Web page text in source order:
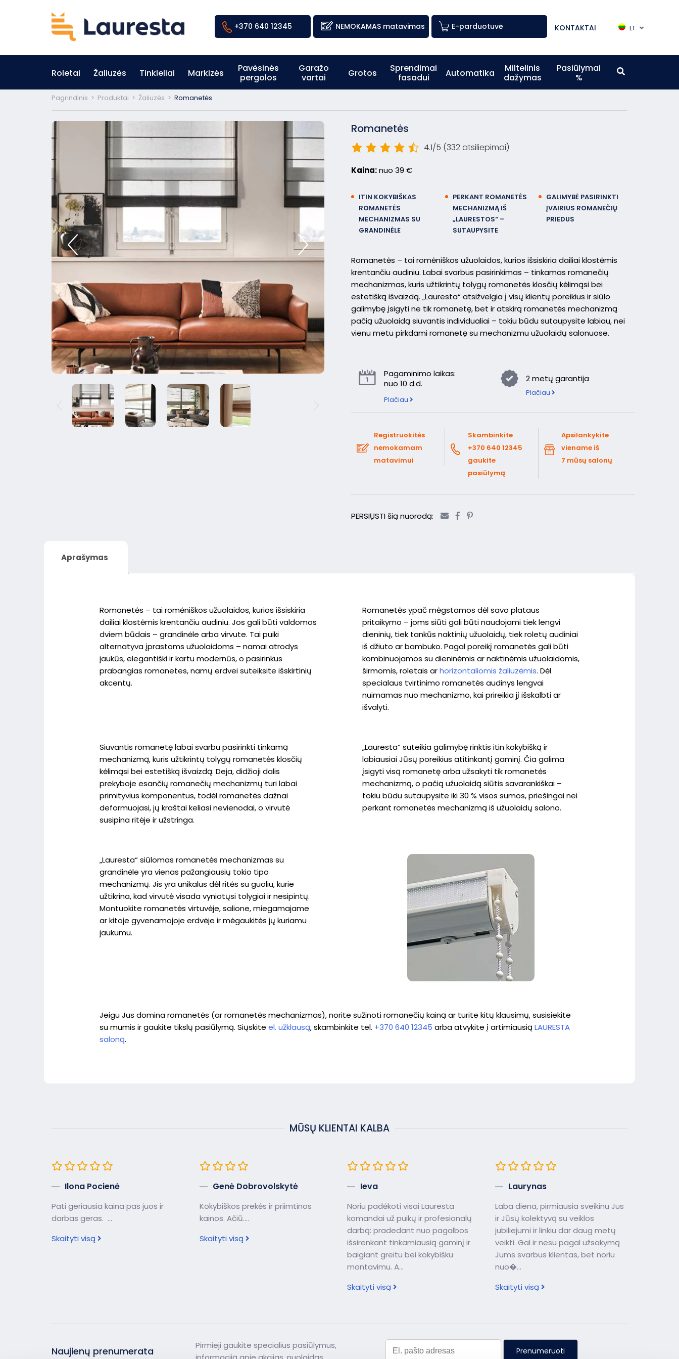
+370 640 12345 NEMOKAMAS matavimas E-parduotuvė KONTAKTAI LT
Roletai Žaliuzės Tinkleliai Markizės
Pavėsinės
pergolos
Garažo
vartai
Grotos
Sprendimai
fasadui
Automatika
Miltelinis
dažymas
Pasiūlymai
%
Pagrindinis > Produktai > Žaliuzės > Romanetės
Romanetės
4.1/5 (332 atsiliepimai)
Kaina:nuo 39 €
ITIN KOKYBIŠKAS
ROMANETĖS
MECHANIZMAS SU
GRANDINĖLE
PERKANT ROMANETĖS
MECHANIZMĄ IŠ
„LAURESTOS“ –
SUTAUPYSITE
GALIMYBĖ PASIRINKTI
ĮVAIRIUS ROMANEČIŲ
PRIEDUS
Romanetės – tai romėniškos užuolaidos, kurios išsiskiria dailiai klostėmis
krentančiu audiniu. Labai svarbus pasirinkimas – tinkamas romanečių
mechanizmas, kuris užtikrintų tolygų romanetės klosčių kėlimąsi bei
estetišką išvaizdą. „Lauresta“ atsižvelgia į visų klientų poreikius ir siūlo
galimybę įsigyti ne tik romanetę, bet ir atskirą romanetės mechanizmą
pačią užuolaidą siuvantis individualiai – tokiu būdu sutaupysite labiau, nei
vienu metu pirkdami romanetę su mechanizmu užuolaidų salonuose.
Pagaminimo laikas:
nuo 10 d.d.
Plačiau
2 metų garantija
Plačiau
Registruokitės
nemokamam
matavimui
Skambinkite
+370 640 12345
gaukite
pasiūlymą
Apsilankykite
viename iš
7 mūsų salonų
PERSIŲSTI šią nuorodą:
Aprašymas
Romanetės – tai romėniškos užuolaidos, kurios išsiskiria
dailiai klostėmis krentančiu audiniu. Jos gali būti valdomos
dviem būdais – grandinėle arba virvute. Tai puiki
alternatyva įprastoms užuolaidoms – namai atrodys
jaukūs, elegantiški ir kartu modernūs, o pasirinkus
prabangias romanetes, namų erdvei suteiksite išskirtinių
akcentų.
Romanetės ypač mėgstamos dėl savo plataus
pritaikymo – joms siūti gali būti naudojami tiek lengvi
dieninių, tiek tankūs naktinių užuolaidų, tiek roletų audiniai
iš džiuto ar bambuko. Pagal poreikį romanetės gali būti
kombinuojamos su dieninėmis ar naktinėmis užuolaidomis,
širmomis, roletais arhorizontaliomis žaliuzėmis. Dėl
specialaus tvirtinimo romanetės audinys lengvai
nuimamas nuo mechanizmo, kai prireikia jį išskalbti ar
išvalyti.
Siuvantis romanetę labai svarbu pasirinkti tinkamą
mechanizmą, kuris užtikrintų tolygų romanetės klosčių
kėlimąsi bei estetišką išvaizdą. Deja, didžioji dalis
prekyboje esančių romanečių mechanizmų turi labai
primityvius komponentus, todėl romanetės dažnai
deformuojasi, jų kraštai keliasi nevienodai, o virvutė
susipina ritėje ir užstringa.
„Lauresta“ suteikia galimybę rinktis itin kokybišką ir
labiausiai Jūsų poreikius atitinkantį gaminį. Čia galima
įsigyti visą romanetę arba užsakyti tik romanetės
mechanizmą, o pačią užuolaidą siūtis savarankiškai –
tokiu būdu sutaupysite iki 30 % visos sumos, priešingai nei
perkant romanetės mechanizmą iš užuolaidų salono.
„Lauresta“ siūlomas romanetės mechanizmas su
grandinėle yra vienas pažangiausių tokio tipo
mechanizmų. Jis yra unikalus dėl ritės su guoliu, kurie
užtikrina, kad virvutė visada vyniotųsi tolygiai ir nesipintų.
Montuokite romanetės virtuvėje, salione, miegamajame
ar kitoje gyvenamojoje erdvėje ir mėgaukitės jų kuriamu
jaukumu.
Jeigu Jus domina romanetės (ar romanetės mechanizmas), norite sužinoti romanečių kainą ar turite kitų klausimų, susisiekite
su mumis ir gaukite tikslų pasiūlymą. Siųskite el. užklausą, skambinkite tel. +370 640 12345 arba atvykite į artimiausią LAURESTA
saloną.
MŪSŲ KLIENTAI KALBA
Ilona Pocienė
Pati geriausia kaina pas juos ir
darbas geras. ...
Skaityti visą
Genė Dobrovolskytė
Kokybiškos prekės ir priimtinos
kainos. Ačiū....
Skaityti visą
Ieva
Noriu padėkoti visai Lauresta
komandai už puikų ir profesionalų
darbą: pradedant nuo pagalbos
išsirenkant tinkamiausią gaminį ir
baigiant greitu bei kokybišku
montavimu. A...
Skaityti visą
Laurynas
Laba diena, pirmiausia sveikinu Jus
ir Jūsų kolektyvą su veiklos
jubiliejumi ir linkiu dar daug metų
veikti. Gal ir nesu pagal užsakymą
Jums svarbus klientas, bet noriu
nuo�...
Skaityti visą
Naujienų prenumerata
Pirmieji gaukite specialius pasiūlymus,
Prenumeruoti